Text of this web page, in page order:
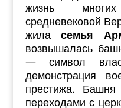
жизнь
средневековой
жиласемья
возвышалась
— символ
демонстрация
престижа. Башня
переходами с